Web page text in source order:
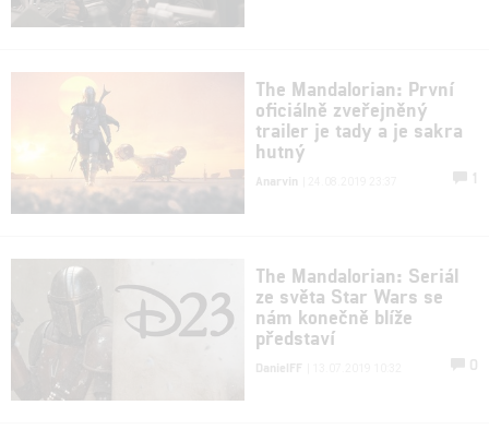
The Mandalorian: První
oficiálně zveřejněný
trailer je tady a je sakra
hutný
Anarvin 1
The Mandalorian: Seriál
ze světa Star Wars se
nám konečně blíže
představí
DanielFF 0